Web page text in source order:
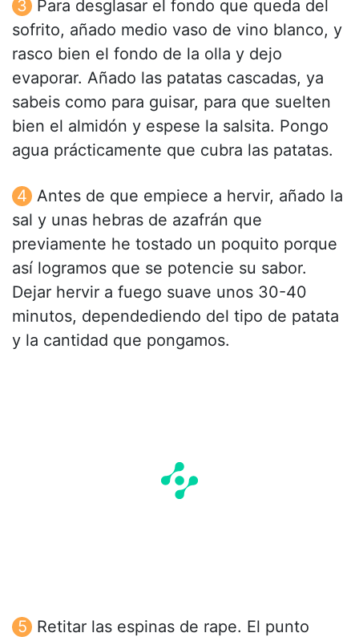
Para desglasar el fondo que queda del
sofrito, añado medio vaso de vino blanco, y
rasco bien el fondo de la olla y dejo
evaporar. Añado las patatas cascadas, ya
sabeis como para guisar, para que suelten
bien el almidón y espese la salsita. Pongo
agua prácticamente que cubra las patatas.
Antes de que empiece a hervir, añado la
sal y unas hebras de azafrán que
previamente he tostado un poquito porque
así logramos que se potencie su sabor.
Dejar hervir a fuego suave unos 30-40
minutos, dependediendo del tipo de patata
y la cantidad que pongamos.
Retitar las espinas de rape. El punto